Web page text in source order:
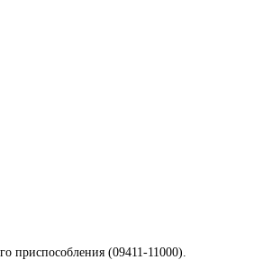
приспособления (09411-11000).